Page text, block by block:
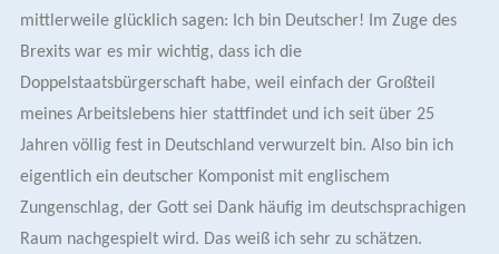
mittlerweile glücklich sagen: Ich bin Deutscher! Im Zuge des
Brexits war es mir wichtig, dass ich die
Doppelstaatsbürgerschaft habe, weil einfach der Großteil
meines Arbeitslebens hier stattfindet und ich seit über 25
Jahren völlig fest in Deutschland verwurzelt bin. Also bin ich
eigentlich ein deutscher Komponist mit englischem
Zungenschlag, der Gott sei Dank häufig im deutschsprachigen
Raum nachgespielt wird. Das weiß ich sehr zu schätzen.